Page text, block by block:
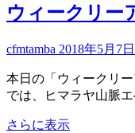
ィ
ク
ウィークリー
cfmtamba 2018年5月7日
本日の「ウィークリ
では、ヒマラヤ山脈
さらに表示ウ